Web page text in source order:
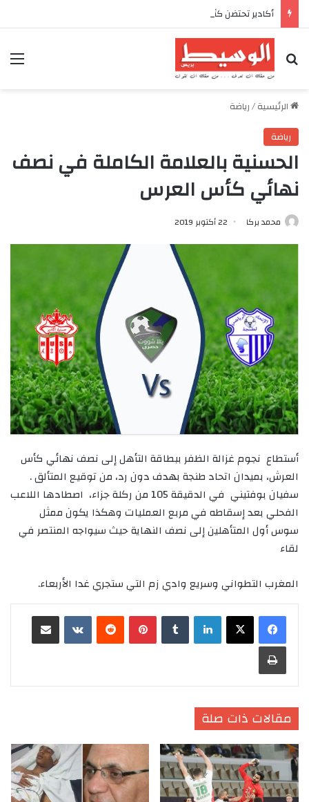
بحث عن
الرئيسية/رياضة
رياضة
الحسنية بالعلامة الكاملة في نصف
نهائي كأس العرس
محمد بركا 22 أكتوبر 2019
أستطاع نجوم غزالة الظفر ببطاقة التأهل إلى نصف نهائي كأس
العرش، بميدان اتحاد طنجة بهدف دون رد، من توقيع المتألق .
سفيان بوفتيني في الدقيقة 105 من ركلة جزاء، اصطادها اللاعب
الفحلي بعد إسقاطه في مربع العمليات وهكذا يكون ممثل
سوس أول المتأهلين إلى نصف النهاية حيث سيواجه المنتصر في
لقاء
المغرب التطواني وسريع وادي زم التي ستجري غدا الأربعاء.
لينكدإن بينتيريست
طباعة
مقالات ذات صلة